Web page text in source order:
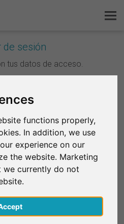
functions properly,
In addition, we use
experience on our
the website. Marketing
we currently do not
de sesión
tus datos de acceso.
con Google
con Facebook
O
es SurveyCircle
Regístrate gratis